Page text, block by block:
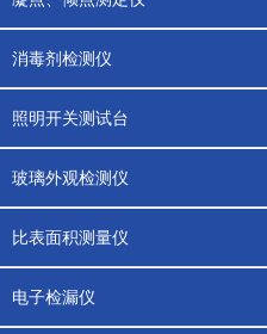
消毒剂检测仪
照明开关测试台
玻璃外观检测仪
比表面积测量仪
电子检漏仪